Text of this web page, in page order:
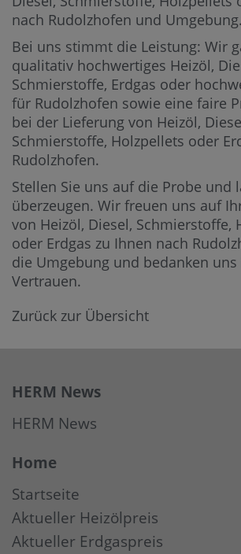
nach Rudolzhofen und Umgebung.
Bei uns stimmt die Leistung: Wir
qualitativ hochwertiges Heizöl,
Schmierstoffe, Erdgas oder
für Rudolzhofen sowie eine faire
bei der Lieferung von Heizöl,
Schmierstoffe, Holzpellets oder
Rudolzhofen.
Stellen Sie uns auf die Probe und
überzeugen. Wir freuen uns auf
von Heizöl, Diesel, Schmierstoffe,
oder Erdgas zu Ihnen nach
die Umgebung und bedanken
Vertrauen.
Zurück zur Übersicht
HERM News
HERM News
Home
Startseite
Aktueller Heizölpreis
Aktueller Erdgaspreis